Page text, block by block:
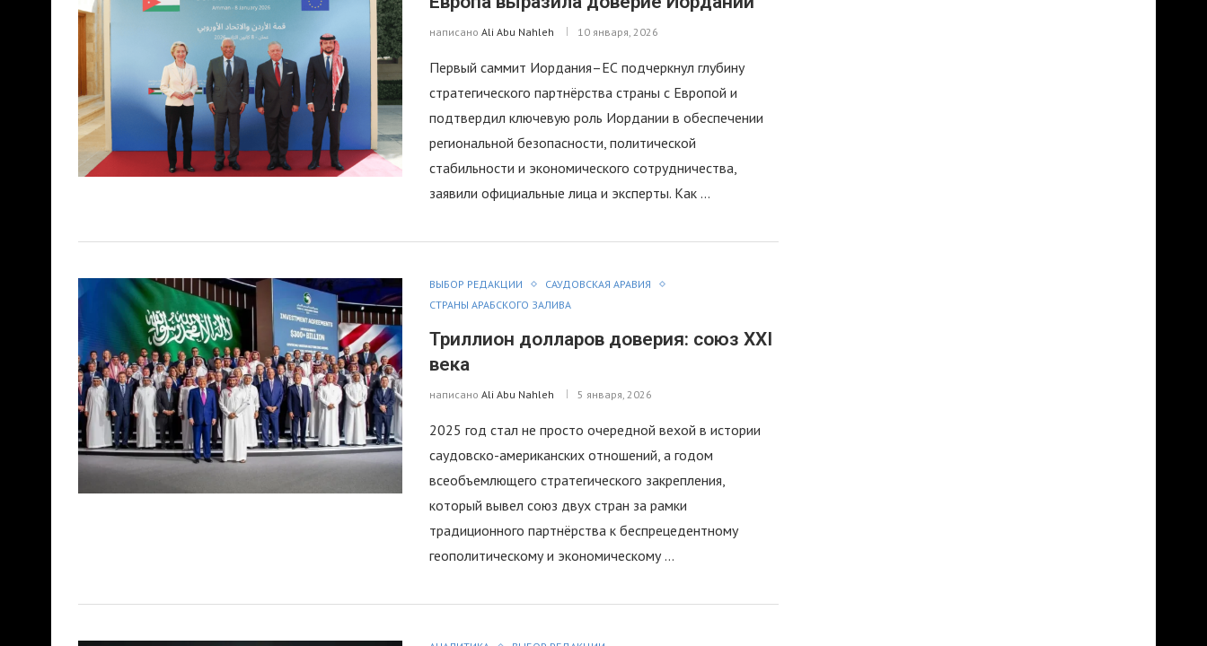
написано Ali Abu Nahleh 10 января, 2026
Первый саммит Иордания–ЕС подчеркнул глубину
стратегического партнёрства страны с Европой и
подтвердил ключевую роль Иордании в обеспечении
региональной безопасности, политической
стабильности и экономического сотрудничества,
заявили официальные лица и эксперты. Как …
ВЫБОР РЕДАКЦИИ
САУДОВСКАЯ АРАВИЯ
СТРАНЫ АРАБСКОГО ЗАЛИВА
Триллион долларов доверия: союз XXI
века
написано Ali Abu Nahleh 5 января, 2026
2025 год стал не просто очередной вехой в истории
саудовско-американских отношений, а годом
всеобъемлющего стратегического закрепления,
который вывел союз двух стран за рамки
традиционного партнёрства к беспрецедентному
геополитическому и экономическому …